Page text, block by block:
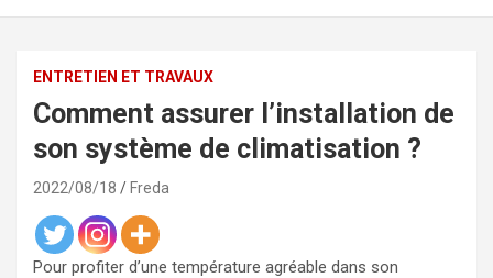
ENTRETIEN ET TRAVAUX
Comment assurer l’installation de
son système de climatisation ?
2022/08/18 Freda
Pour profiter d’une température agréable dans son